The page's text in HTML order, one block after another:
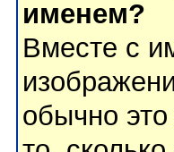
именем?
Вместе с
обычно